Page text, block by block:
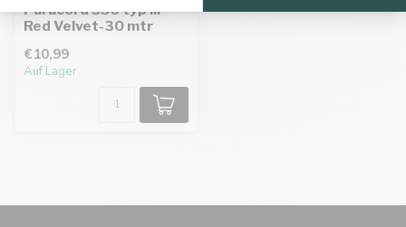
Paracord 550 typ III
Red Velvet-30 mtr
€10,99
Auf Lager